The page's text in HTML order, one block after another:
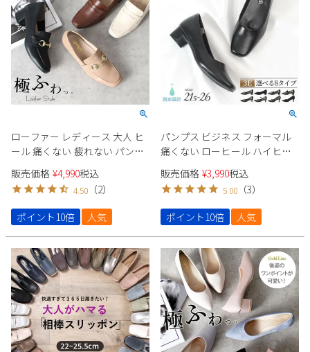
ローファー レディース 大人 ヒ
ール 痛くない 疲れない パンプ
ス ビットローファー コインロ
ーファー 靴 太ヒール スクエア
トゥ 極ふわっ Parade 22042
23066
販売価格 ¥4,990税込
4.50 （2）
ポイント10倍
人気
パンプス ビジネス フォーマル
痛くない ローヒール ハイヒー
ル ストラップ レディース 黒 防
水 3E 靴 スクエアトゥ parade
極ふわっ
販売価格 ¥3,990税込
5.00 （3）
ポイント10倍
人気